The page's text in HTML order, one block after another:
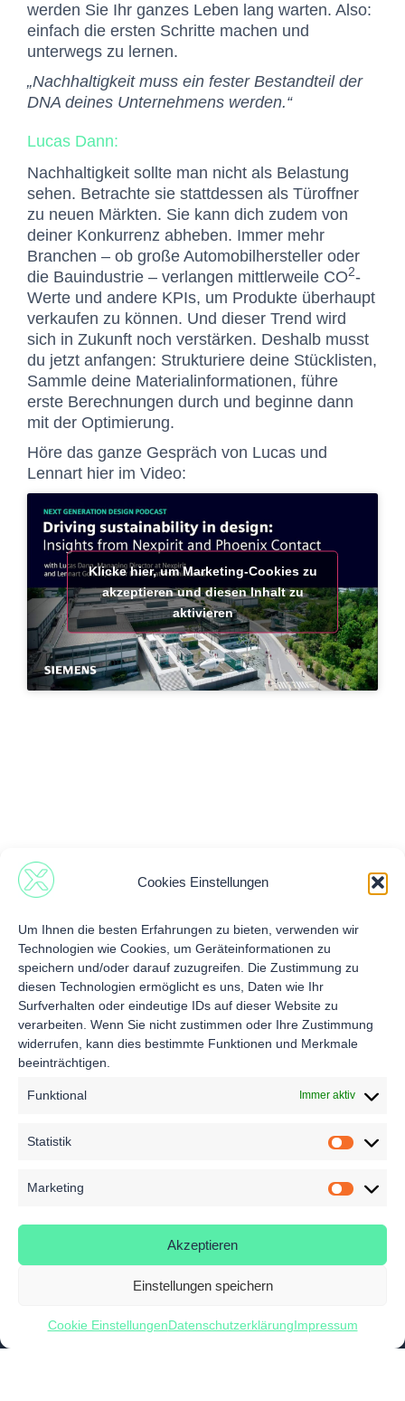
Cookies Einstellungen
Um Ihnen die besten Erfahrungen zu bieten, verwenden wir
Technologien wie Cookies, um Geräteinformationen zu
speichern und/oder darauf zuzugreifen. Die Zustimmung zu
diesen Technologien ermöglicht es uns, Daten wie Ihr
Surfverhalten oder eindeutige IDs auf dieser Website zu
verarbeiten. Wenn Sie nicht zustimmen oder Ihre Zustimmung
widerrufen, kann dies bestimmte Funktionen und Merkmale
beeinträchtigen.
Funktional Immer aktiv
Statistik
Marketing
Akzeptieren
Einstellungen speichern
Cookie EinstellungenDatenschutzerklärungImpressum
werden Sie Ihr ganzes Leben lang warten. Also:
einfach die ersten Schritte machen und
unterwegs zu lernen.
„Nachhaltigkeit muss ein fester Bestandteil der
DNA deines Unternehmens werden.“
Lucas Dann:
Nachhaltigkeit sollte man nicht als Belastung
sehen. Betrachte sie stattdessen als Türoffner
zu neuen Märkten. Sie kann dich zudem von
deiner Konkurrenz abheben. Immer mehr
Branchen – ob große Automobilhersteller oder
die Bauindustrie – verlangen mittlerweile CO2-
Werte und andere KPIs, um Produkte überhaupt
verkaufen zu können. Und dieser Trend wird
sich in Zukunft noch verstärken. Deshalb musst
du jetzt anfangen: Strukturiere deine Stücklisten,
Sammle deine Materialinformationen, führe
erste Berechnungen durch und beginne dann
mit der Optimierung.
Höre das ganze Gespräch von Lucas und
Lennart hier im Video:
Klicke hier, um Marketing-Cookies zu
akzeptieren und diesen Inhalt zu
aktivieren
Unsere Vision
Videos
Spezifische
anfragen
Follow Us
Kontakt
anmelden
DE